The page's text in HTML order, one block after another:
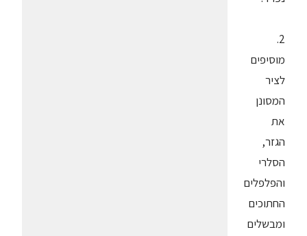
2.
מוסיפים
לציר
המסונן
את
הגזר,
הסלרי
והפלפלים
החתוכים
ומבשלים